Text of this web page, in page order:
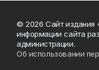
© 2026 Сайт издания
информации сайта
администрации.
Об использовании